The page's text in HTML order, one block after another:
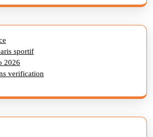
sportif
2026
verification